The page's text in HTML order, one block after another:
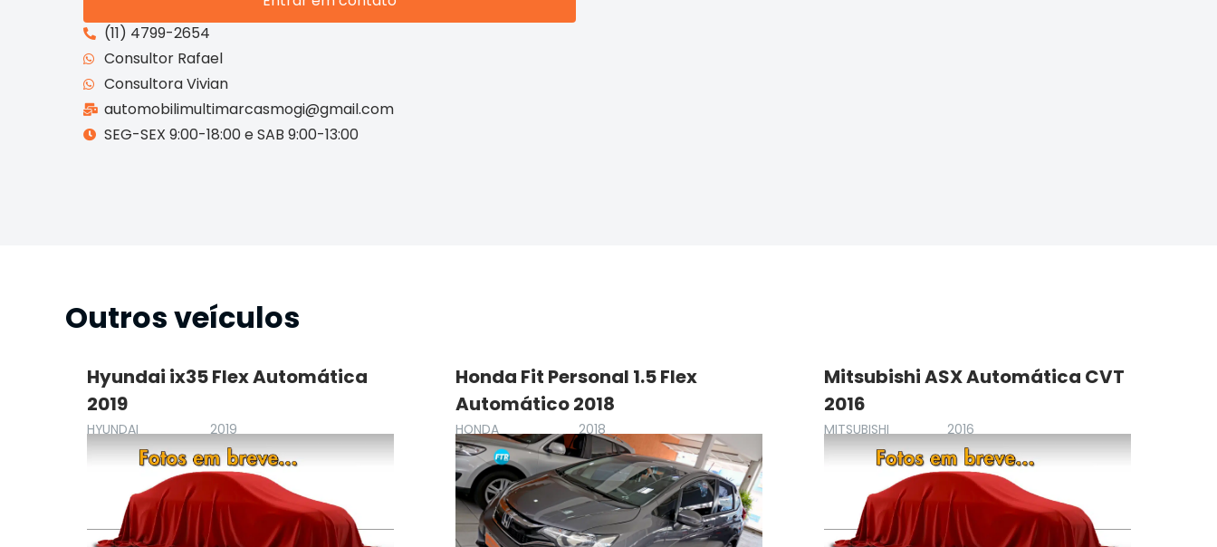
(11) 4799-2654
Consultor Rafael
Consultora Vivian
automobilimultimarcasmogi@gmail.com
SEG-SEX 9:00-18:00 e SAB 9:00-13:00
Outros veículos
Hyundai ix35 Flex Automática
2019
HYUNDAI 2019
Honda Fit Personal 1.5 Flex
Automático 2018
HONDA 2018
Mitsubishi ASX Automática CVT
2016
MITSUBISHI 2016